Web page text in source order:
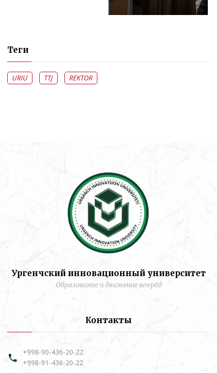
Теги
URIU TTJ REKTOR
Ургенчский инновационный университет
Образование и движение вперёд
Контакты
+998-90-436-20-22
+998-91-436-20-22